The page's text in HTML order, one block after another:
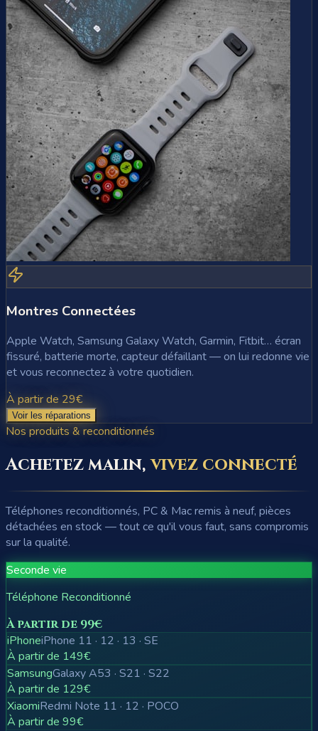
Montres Connectées
Apple Watch, Samsung Galaxy Watch, Garmin, Fitbit… écran
fissuré, batterie morte, capteur défaillant — on lui redonne vie
et vous reconnectez à votre quotidien.
À partir de 29€
Voir les réparations
Nos produits & reconditionnés
Achetez malin, vivez connecté
Téléphones reconditionnés, PC & Mac remis à neuf, pièces
détachées en stock — tout ce qu'il vous faut, sans compromis
sur la qualité.
Seconde vie
Téléphone Reconditionné
À partir de 99€
iPhoneiPhone 11 · 12 · 13 · SE
À partir de 149€
SamsungGalaxy A53 · S21 · S22
À partir de 129€
XiaomiRedmi Note 11 · 12 · POCO
À partir de 99€